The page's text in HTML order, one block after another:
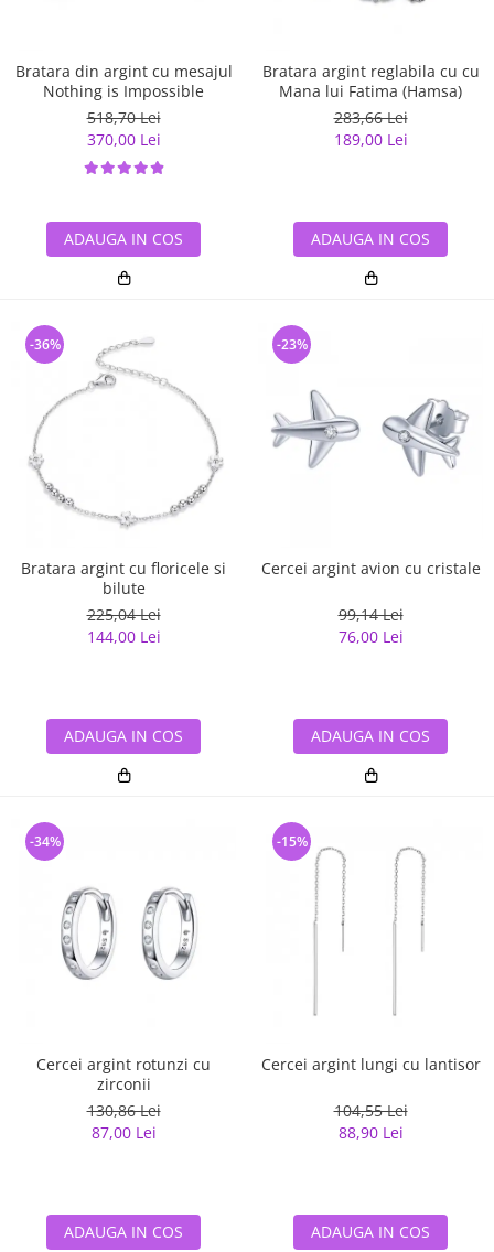
Bratara din argint cu mesajul
Nothing is Impossible
518,70 Lei
370,00 Lei
ADAUGA IN COS
Bratara argint reglabila cu cu
Mana lui Fatima (Hamsa)
283,66 Lei
189,00 Lei
ADAUGA IN COS
Bratara argint cu floricele si
bilute
225,04 Lei
144,00 Lei
-36%
ADAUGA IN COS
Cercei argint avion cu cristale
99,14 Lei
76,00 Lei
-23%
ADAUGA IN COS
Cercei argint rotunzi cu
zirconii
130,86 Lei
87,00 Lei
-34%
ADAUGA IN COS
Cercei argint lungi cu lantisor
104,55 Lei
88,90 Lei
-15%
ADAUGA IN COS